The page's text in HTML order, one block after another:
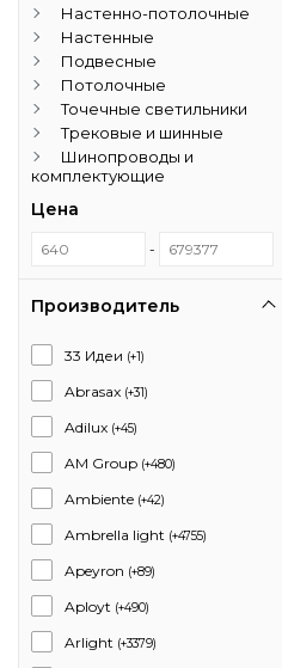
Настенно-потолочные
Настенные
Подвесные
Потолочные
Точечные светильники
Трековые и шинные
Шинопроводы и
комплектующие
Цена
-
Производитель
33 Идеи (+1)
Abrasax (+31)
Adilux (+45)
AM Group (+480)
Ambiente (+42)
Ambrella light (+4755)
Apeyron (+89)
Aployt (+490)
Arlight (+3379)